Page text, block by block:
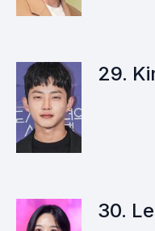
29.
30.